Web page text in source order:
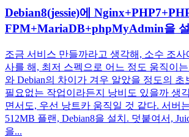
Debian8(jessie)에
FPM+MariaDB+phpMyAdmin을
조금 서비스 만들까라고 생각해, 소수 조사
사를 해, 최저 스펙으로 어느 정도 움직이는
와 Debian의 차이가 겨우 알았을 정도의 초
필요없는 작업이라든지 낭비도 있을까 생
면서도, 우선 낭트카 움직일 것 같다. 서버
512MB 플랜, Debian8을 설치. 덧붙여서,
을...